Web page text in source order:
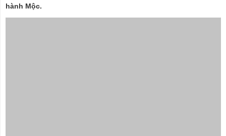
hành Mộc.